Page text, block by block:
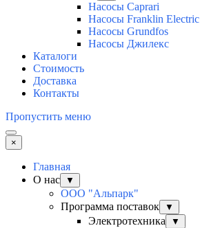
Насосы Caprari
Насосы Franklin Electric
Насосы Grundfos
Насосы Джилекс
Каталоги
Стоимость
Доставка
Контакты
Пропустить меню
×
Главная
О нас
▼
ООО "Альпарк"
Программа поставок
▼
Электротехника ▼